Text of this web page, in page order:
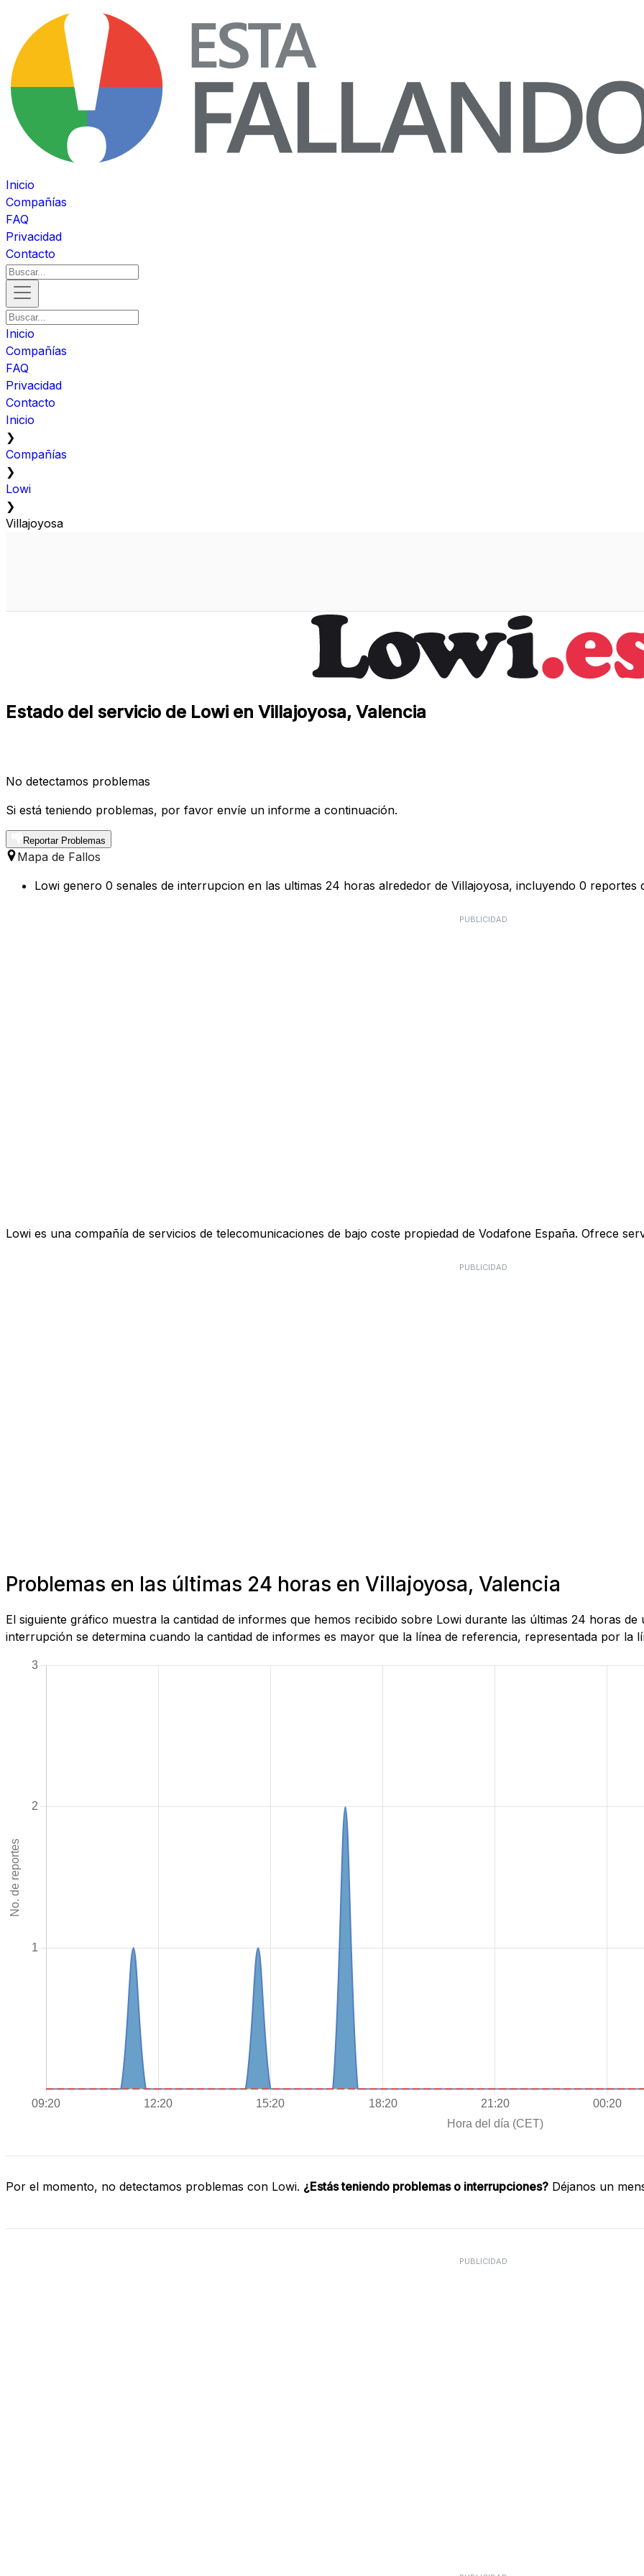
Inicio
Compañías
FAQ
Privacidad
Contacto
Inicio
Compañías
FAQ
Privacidad
Contacto
Inicio
❯
Compañías
❯
Lowi
❯
Villajoyosa
Estado del servicio de Lowi en Villajoyosa, Valencia
No detectamos problemas
Si está teniendo problemas, por favor envíe un informe a continuación.
Reportar Problemas
Mapa de Fallos
Lowi genero 0 senales de interrupcion en las ultimas 24 horas alrededor de Villajoyosa, incluyendo 0 reportes
PUBLICIDAD
Lowi es una compañía de servicios de telecomunicaciones de bajo coste propiedad de Vodafone España. Ofrece
PUBLICIDAD
Problemas en las últimas 24 horas en Villajoyosa, Valencia
El siguiente gráfico muestra la cantidad de informes que hemos recibido sobre Lowi durante las últimas 24 horas
interrupción se determina cuando la cantidad de informes es mayor que la línea de referencia, representada por la
Por el momento, no detectamos problemas con Lowi. ¿Estás teniendo problemas o interrupciones? Déjanos un
PUBLICIDAD